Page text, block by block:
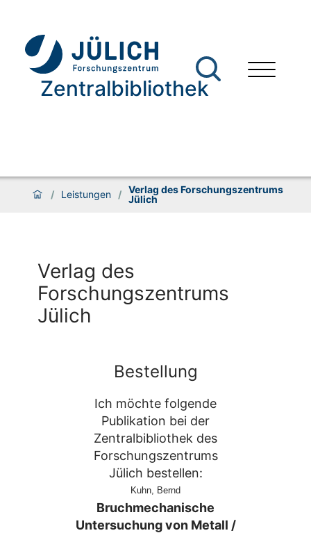
Zentralbibliothek
/ Leistungen / Verlag des Forschungszentrums
Jülich
Verlag des
Forschungszentrums
Jülich
Bestellung
Ich möchte folgende
Publikation bei der
Zentralbibliothek des
Forschungszentrums
Jülich bestellen:
Kuhn, Bernd
Bruchmechanische
Untersuchung von Metall /